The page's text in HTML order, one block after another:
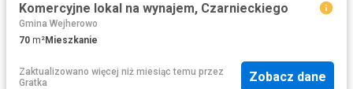
Komercyjne lokal na wynajem, Czarnieckiego
Gmina Wejherowo
70 m²Mieszkanie
Zaktualizowano więcej niż miesiąc temu przez
Gratka
Zobacz dane